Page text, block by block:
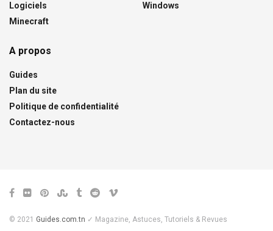
Logiciels
Minecraft
Windows
A propos
Guides
Plan du site
Politique de confidentialité
Contactez-nous
© 2021 Guides.com.tn ✓ Magazine, Astuces, Tutoriels & Revues